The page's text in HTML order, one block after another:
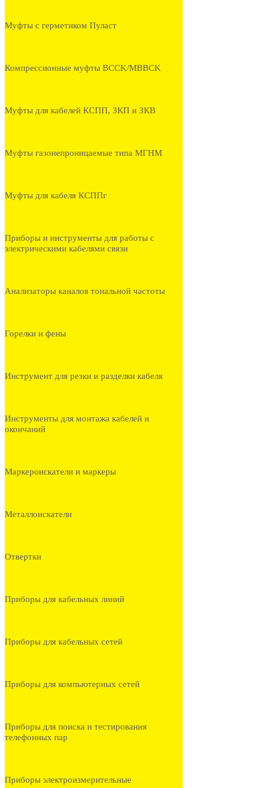
Муфты с герметиком Пуласт
Компрессионные муфты BCCK/MBBCK
Муфты для кабелей КСПП, ЗКП и ЗКВ
Муфты газонепроницаемые типа МГНМ
Муфты для кабеля КСППг
Приборы и инструменты для работы с
электрическими кабелями связи
Анализаторы каналов тональной частоты
Горелки и фены
Инструмент для резки и разделки кабеля
Инструменты для монтажа кабелей и
окончаний
Маркероискатели и маркеры
Металлоискатели
Отвертки
Приборы для кабельных линий
Приборы для кабельных сетей
Приборы для компьютерных сетей
Приборы для поиска и тестирования
телефонных пар
Приборы электроизмерительные